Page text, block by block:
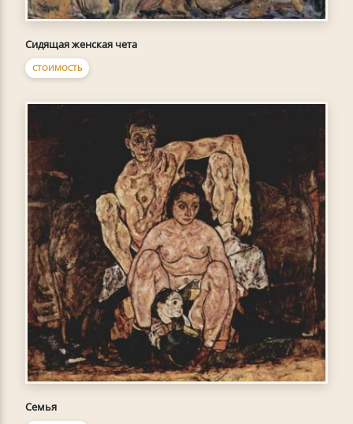
Сидящая женская чета
СТОИМОСТЬ
Семья